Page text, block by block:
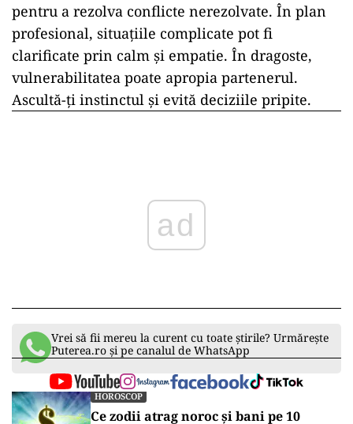
pentru a rezolva conflicte nerezolvate. În plan
profesional, situațiile complicate pot fi
clarificate prin calm și empatie. În dragoste,
vulnerabilitatea poate apropia partenerul.
Ascultă-ți instinctul și evită deciziile pripite.
ad
Vrei să fii mereu la curent cu toate știrile? Urmărește
Puterea.ro și pe canalul de WhatsApp
HOROSCOP
Ce zodii atrag noroc și bani pe 10